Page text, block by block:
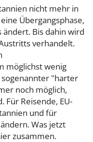
nicht mehr in
Übergangsphase,
Bis dahin wird
verhandelt.
möglichst wenig
sogenannter "harter
noch möglich,
Für Reisende, EU-
und für
Was jetzt
zusammen.